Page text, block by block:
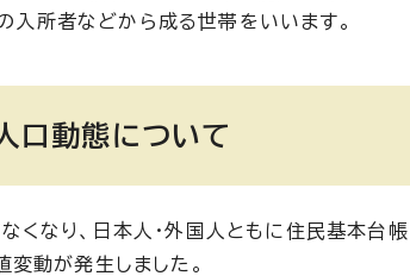
入所者などから成る世帯をいいます。
口動態について
くなり、日本人・外国人ともに住民基本台
変動が発生しました。